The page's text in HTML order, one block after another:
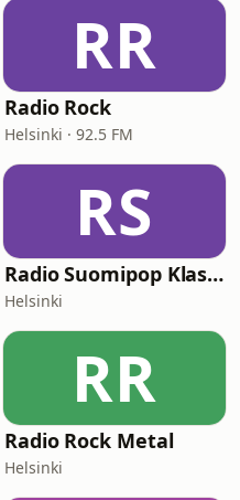
RR
Radio Rock
Helsinki · 92.5 FM
RS
Radio Suomipop Klassikot
Helsinki
RR
Radio Rock Metal
Helsinki